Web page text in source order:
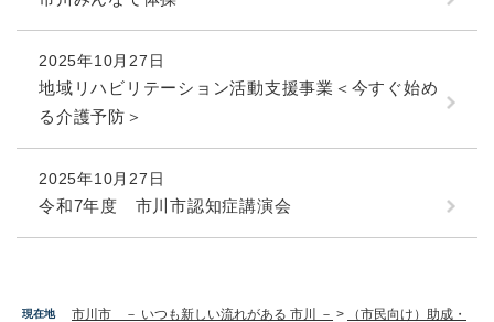
現在地 市川市 － いつも新しい流れがある 市川 － >
（市民向け）助成・
2025年10月27日
地域リハビリテーション活動支援事業＜今すぐ始め
る介護予防＞
2025年10月27日
令和7年度 市川市認知症講演会